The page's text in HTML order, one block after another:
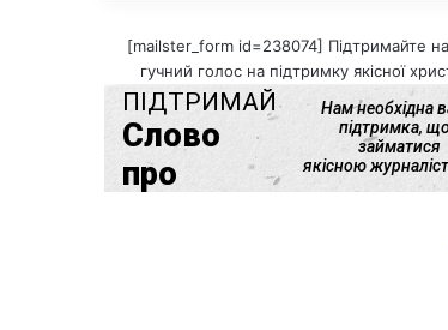
[mailster_form id=238074] Підтримайте
гучний голос на підтримку якісної